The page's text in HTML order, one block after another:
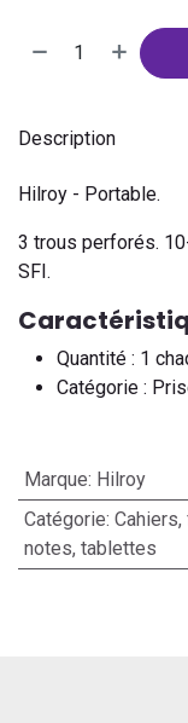
Description
Hilroy - Portable.
3 trous perforés.
SFI.
Quantité : 1
Catégorie :
Marque: Hilroy
Catégorie:
notes, tablettes